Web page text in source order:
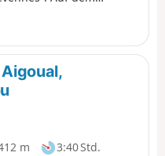
um zu den
nehmen Sie
der Causse zu
mit den spektakulären
ausklingen, die der
bietet.
m
3:40 Std.